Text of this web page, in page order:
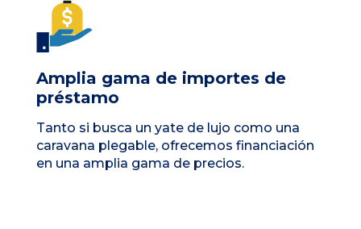
Amplia gama de importes de
préstamo
Tanto si busca un yate de lujo como una
caravana plegable, ofrecemos financiación
en una amplia gama de precios.